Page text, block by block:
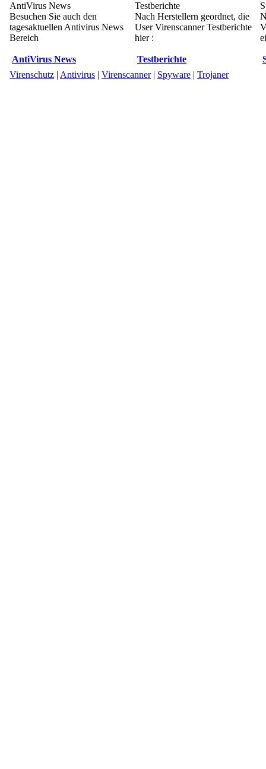
AntiVirus News
Besuchen Sie auch den
tagesaktuellen Antivirus News
Bereich
AntiVirus News
Testberichte
Nach Herstellern geordnet, die
User Virenscanner Testberichte
hier :
Testberichte
Virenschutz | Antivirus | Virenscanner| Spyware | Trojaner